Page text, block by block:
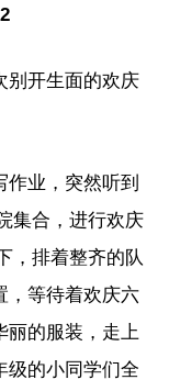
别开生面的欢庆
业，突然听到
集合，进行欢庆
，排着整齐的队
，等待着欢庆六
丽的服装，走上
级的小同学们全